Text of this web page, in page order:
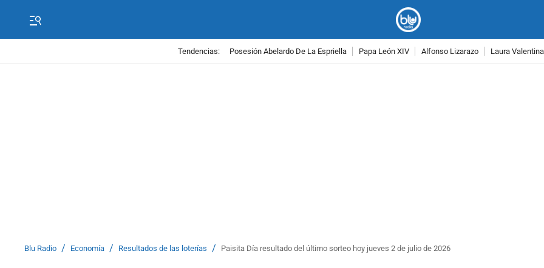
Tendencias: Posesión Abelardo De La Espriella Papa León XIV Alfonso Lizarazo Laura
Blu Radio / Economía / Resultados de las loterías / Paisita Día resultado del último sorteo hoy jueves 2 de julio de 2026